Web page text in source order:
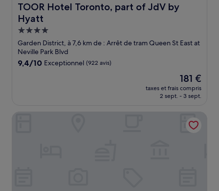
TOOR Hotel Toronto, part of JdV by
Hyatt
TOOR Hotel Toronto, part of JdV by Hyatt
Hébergement
4.0 étoiles
Garden District, à 7,6 km de : Arrêt de tram Queen St East at
Neville Park Blvd
9.4
9,4/10 Exceptionnel (922 avis)
Le
nouveau
prix
de
181 €
181 €
taxes et frais compris
2 sept. - 3 sept.